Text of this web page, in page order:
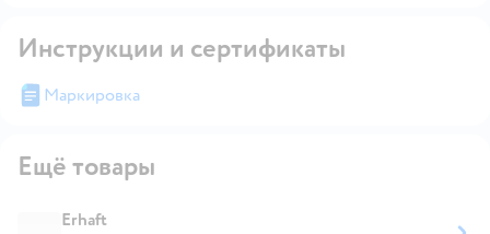
Инструкции и сертификаты
Маркировка
Ещё товары
Erhaft